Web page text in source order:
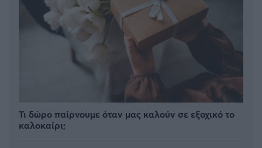
Τι δώρο παίρνουμε όταν μας καλούν σε εξοχικό το
καλοκαίρι;